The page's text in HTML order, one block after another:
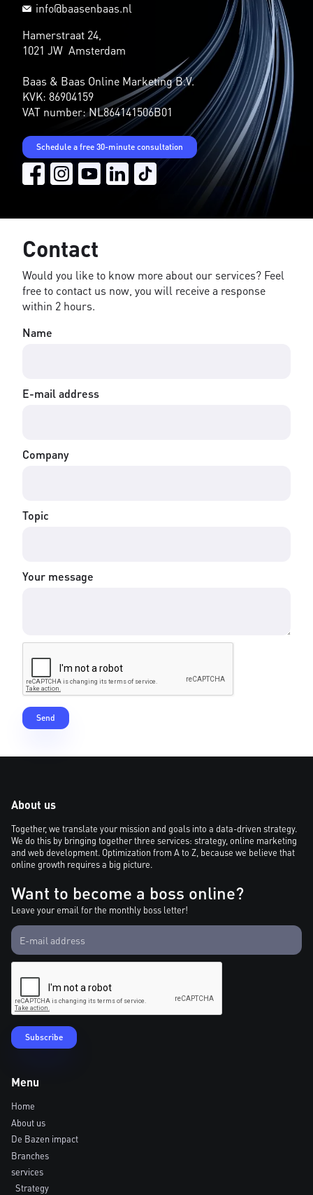
info@baasenbaas.nl
Hamerstraat 24,
1021 JW Amsterdam
Baas & Baas Online Marketing B.V.
KVK: 86904159
VAT number: NL864141506B01
Schedule a free 30-minute consultation
Contact
Would you like to know more about our services? Feel
free to contact us now, you will receive a response
within 2 hours.
Name
E-mail address
Company
Topic
Your message
About us
Together, we translate your mission and goals into a data-driven strategy.
We do this by bringing together three services: strategy, online marketing
and web development. Optimization from A to Z, because we believe that
online growth requires a big picture.
Want to become a boss online?
Leave your email for the monthly boss letter!
Menu
Home
About us
De Bazen impact
Branches
services
Strategy